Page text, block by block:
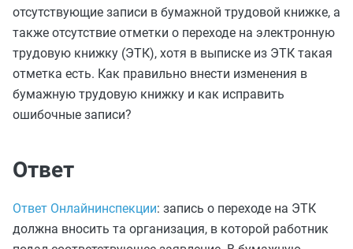
отсутствующие записи в бумажной трудовой книжке, а
также отсутствие отметки о переходе на электронную
трудовую книжку (ЭТК), хотя в выписке из ЭТК такая
отметка есть. Как правильно внести изменения в
бумажную трудовую книжку и как исправить
ошибочные записи?
Ответ
Ответ Онлайнинспекции: запись о переходе на ЭТК
должна вносить та организация, в которой работник